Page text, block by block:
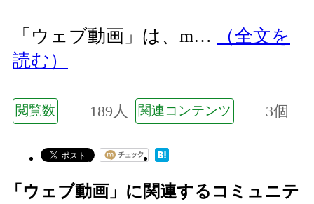
「ウェブ動画」は、m…
（全文を
読む）
閲覧数 189人 関連コンテンツ 3個
「ウェブ動画」に関連するコミュニテ